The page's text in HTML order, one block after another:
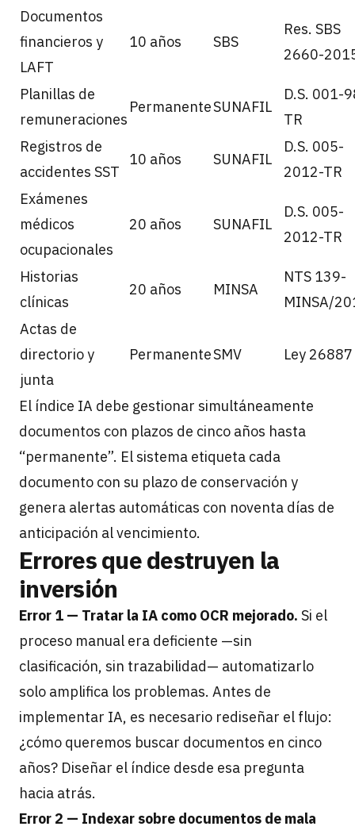
Documentos
financieros y
LAFT
10 años SBS
Res. SBS
2660-
Planillas de
remuneraciones
PermanenteSUNAFIL
D.S. 001-
TR
Registros de
accidentes SST
10 años SUNAFIL
D.S. 005-
2012-TR
Exámenes
médicos
ocupacionales
20 años SUNAFIL
D.S. 005-
2012-TR
Historias
clínicas
20 años MINSA
NTS 139-
MINSA/
Actas de
directorio y
junta
PermanenteSMV Ley 26887
El índice IA debe gestionar simultáneamente
documentos con plazos de cinco años hasta
“permanente”. El sistema etiqueta cada
documento con su plazo de conservación y
genera alertas automáticas con noventa días de
anticipación al vencimiento.
Errores que destruyen la
inversión
Error 1 — Tratar la IA como OCR mejorado. Si el
proceso manual era deficiente —sin
clasificación, sin trazabilidad— automatizarlo
solo amplifica los problemas. Antes de
implementar IA, es necesario rediseñar el flujo:
¿cómo queremos buscar documentos en cinco
años? Diseñar el índice desde esa pregunta
hacia atrás.
Error 2 — Indexar sobre documentos de mala